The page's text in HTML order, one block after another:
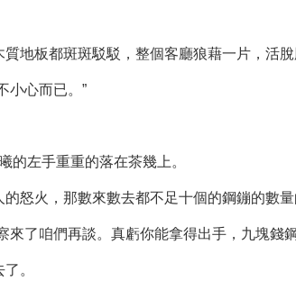
地板都斑斑駁駁，整個客廳狼藉一片，活脫
小心而已。”
的左手重重的落在茶幾上。
怒火，那數來數去都不足十個的鋼鏰的數量
了咱們再談。真虧你能拿得出手，九塊錢
。